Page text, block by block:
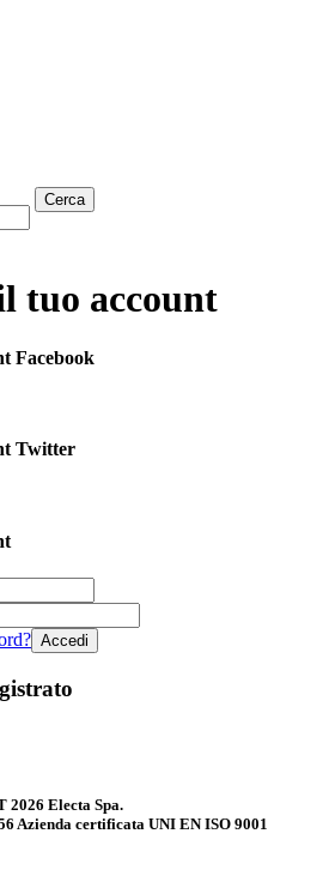
Cerca
tuo account
Facebook
Twitter
2026 Electa Spa.
Azienda certificata UNI EN ISO 9001